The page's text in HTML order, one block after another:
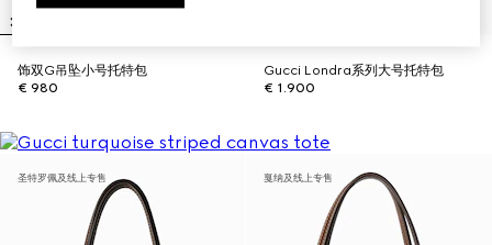
饰双G吊坠小号托特包
€ 980
Gucci Londra系列大号托特包
€ 1.900
圣特罗佩及线上专售 戛纳及线上专售